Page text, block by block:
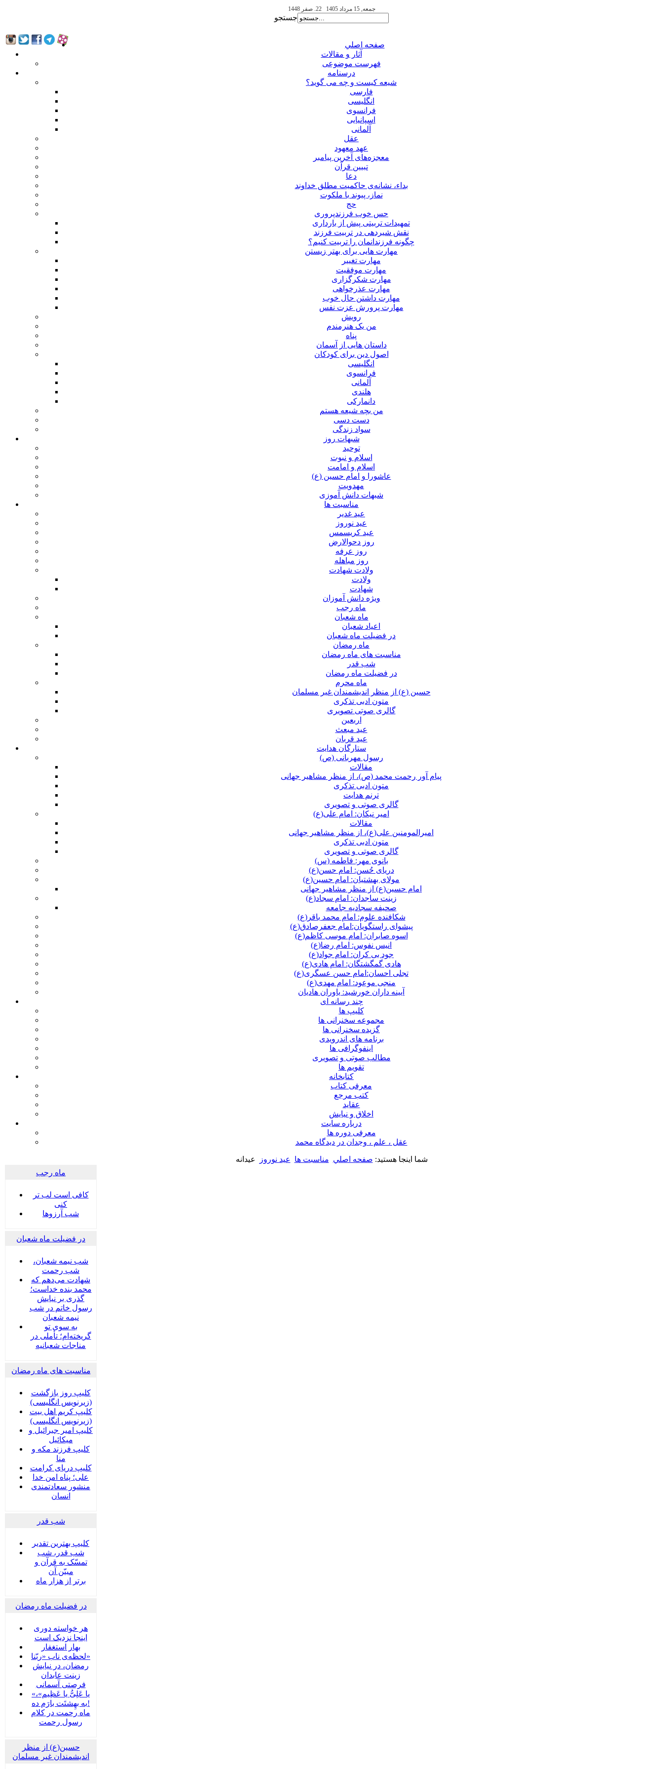
جمعه, 15 مرداد 1405 22. صفر 1448
جستجو
صفحه اصلي
آثار و مقالات
فهرست موضوعی
درسنامه
شیعه کیست و چه می گوید؟
فارسی
انگلیسی
فرانسوی
اسپانیایی
آلمانی
عقل
عهد معهود
معجزه‌های آخرین پیامبر
تبيين قرآن
دعا
بداء، نشانه‌ی حاکمیت مطلق خداوند
نماز، پیوند با ملکوت
حج
حس خوب فرزندپروری
تمهیدات تربیتی پیش از بارداری
نقش شیردهی در تربیت فرزند
چگونه فرزندانمان را تربیت کنیم؟
مهارت هایی برای بهتر زیستن
مهارت تغییر
مهارت موفقیت
مهارت شکرگزاری
مهارت عذرخواهی
مهارت داشتن حال خوب
مهارت پرورش عزت نفس
رویش
من یک هنرمندم
پناه
داستان هایی از آسمان
اصول دین برای کودکان
انگلیسی
فرانسوی
آلمانی
هلندی
دانمارکی
من بچه شیعه هستم
دست دسی
سواد زندگی
شبهات روز
توحید
اسلام و نبوت
اسلام و امامت
عاشورا و امام حسین (ع)
مهدویت
شبهات دانش آموزی
مناسبت ها
عید غدير
عید نوروز
عید کریسمس
روز دحوالارض
روز عرفه
روز مباهله
ولادت شهادت
ولادت
شهادت
ویژه دانش آموزان
ماه رجب
ماه شعبان
اعیاد شعبان
در فضیلت ماه شعبان
ماه رمضان
مناسبت های ماه رمضان
شب قدر
در فضیلت ماه رمضان
ماه محرم
حسین (ع) از منظر اندیشمندان غیر مسلمان
متون ادبی تذکری
گالری صوتی تصویری
اربعین
عید مبعث
عید قربان
ستارگان هدایت
رسول مهربانی (ص)
مقالات
پیام آور رحمت محمد (ص)، از منظر مشاهیر جهانی
متون ادبی تذکری
ترنم هدایت
گالری صوتی و تصویری
امیر نیکان: امام علی(ع)
مقالات
امیرالمومنین علی(ع)، از منظر مشاهیر جهانی
متون ادبی تذکری
گالری صوتی و تصویری
بانوی مهر: فاطمه (س)
دریای حُسن: امام حسن(ع)
مولای بهشتیان: امام حسین(ع)
امام حسین(ع) از منظر مشاهیر جهانی
زینت ساجدان: امام سجاد(ع)
صحیفه سجادیه جامعه
شکافنده علوم: امام محمد باقر(ع)
پیشوای راستگویان:امام جعفرصادق(ع)
اسوه صابران: امام موسی کاظم(ع)
انیس نفوس: امام رضا(ع)
جود بی کران: امام جواد(ع)
هادی گمگشتگان: امام هادی(ع)
تجلی احسان:امام حسن عسگری(ع)
منجی موعود: امام مهدی(ع)
آیینه داران خورشید: یاوران هادیان
چند رسانه ای
کلیپ ها
مجموعه سخنرانی ها
گزیده سخنرانی ها
برنامه های اندرویدی
اینفوگرافی ها
مطالب صوتی و تصویری
تقویم ها
كتابخانه
معرفی کتاب
کتب مرجع
عقاید
اخلاق و نیایش
درباره سايت
معرفی دوره ها
عقل ، علم ، وجدان در ديدگاه محمد
شما اینجا هستید: صفحه اصلي مناسبت ها عید نوروز
عیدانه
ماه رجب
کافی است لب تر
کنی
شب آرزوها
در فضیلت ماه شعبان
شب نیمه شعبان،
شب رحمت
شهادت می‌دهم که
محمد بنده خداست؛
گذری بر نیایش
رسول خاتم در شب
نیمه شعبان
به سوی تو
گریخته‌ام؛ تأملی در
مناجات شعبانیه
مناسبت های ماه رمضان
کلیپ روز بازگشت
(زیرنویس انگلیسی)
کلیپ کریم اهل بیت
(زیرنویس انگلیسی)
کلیپ امیر جبرائیل و
میکائیل
کلیپ فرزند مکه و
منا
کلیپ دریای کرامت
علی؛ پناه امن خدا
منشور سعادتمندی
انسان
شب قدر
کلیپ بهترین تقدیر
شب قدر، شب
تمسّک به قرآن و
مبیّن آن
برتر از هزار ماه
در فضیلت ماه رمضان
هر خواسته دوری
اینجا نزدیک است
بهار استغفار
لحظه‌ی ناب «ربّنا»
رمضان، در نیایش
زینت عابدان
فرصتی آسمانی
«یا عَلِیُّ یا عَظِیم»،
به بهِشتَت بارَم ده!
ماه رحمت در کلام
رسول رحمت
حسین(ع) از منظر
اندیشمندان غیر مسلمان